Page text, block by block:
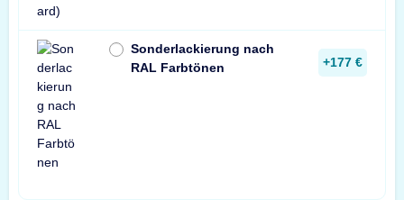
Sonderlackierung nach
RAL Farbtönen
+177 €